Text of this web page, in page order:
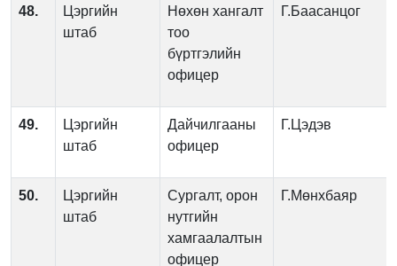
48.
Цэргийн
штаб
Нөхөн хангалт
тоо
бүртгэлийн
офицер
Г.Баасанцог
49.
Цэргийн
штаб
Дайчилгааны
офицер
Г.Цэдэв
50.
Цэргийн
штаб
Сургалт, орон
нутгийн
хамгаалалтын
офицер
Г.Мөнхбаяр